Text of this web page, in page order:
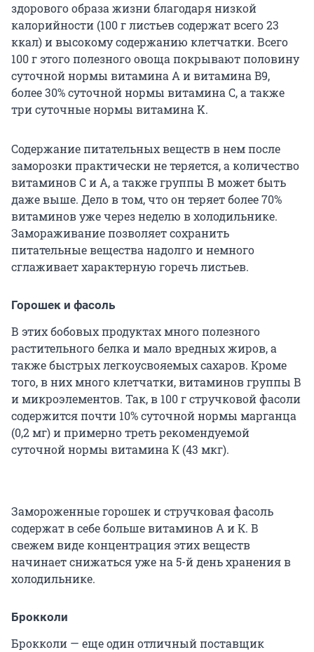
здорового образа жизни благодаря низкой
калорийности (100 г листьев содержат всего 23
ккал) и высокому содержанию клетчатки. Всего
100 г этого полезного овоща покрывают половину
суточной нормы витамина А и витамина B9,
более 30% суточной нормы витамина С, а также
три суточные нормы витамина K.
Содержание питательных веществ в нем после
заморозки практически не теряется, а количество
витаминов С и А, а также группы В может быть
даже выше. Дело в том, что он теряет более 70%
витаминов уже через неделю в холодильнике.
Замораживание позволяет сохранить
питательные вещества надолго и немного
сглаживает характерную горечь листьев.
Горошек и фасоль
В этих бобовых продуктах много полезного
растительного белка и мало вредных жиров, а
также быстрых легкоусвояемых сахаров. Кроме
того, в них много клетчатки, витаминов группы В
и микроэлементов. Так, в 100 г стручковой фасоли
содержится почти 10% суточной нормы марганца
(0,2 мг) и примерно треть рекомендуемой
суточной нормы витамина К (43 мкг).
Замороженные горошек и стручковая фасоль
содержат в себе больше витаминов А и К. В
свежем виде концентрация этих веществ
начинает снижаться уже на 5-й день хранения в
холодильнике.
Брокколи
Брокколи — еще один отличный поставщик